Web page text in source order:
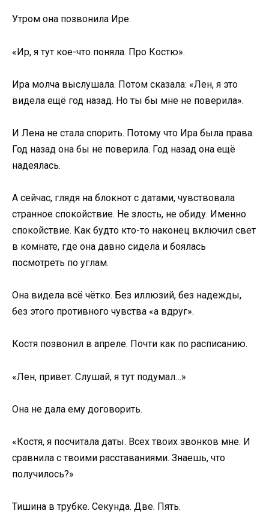
Утром она позвонила Ире.
«Ир, я тут кое-что поняла. Про Костю».
Ира молча выслушала. Потом сказала: «Лен, я это
видела ещё год назад. Но ты бы мне не поверила».
И Лена не стала спорить. Потому что Ира была права.
Год назад она бы не поверила. Год назад она ещё
надеялась.
А сейчас, глядя на блокнот с датами, чувствовала
странное спокойствие. Не злость, не обиду. Именно
спокойствие. Как будто кто-то наконец включил свет
в комнате, где она давно сидела и боялась
посмотреть по углам.
Она видела всё чётко. Без иллюзий, без надежды,
без этого противного чувства «а вдруг».
Костя позвонил в апреле. Почти как по расписанию.
«Лен, привет. Слушай, я тут подумал…»
Она не дала ему договорить.
«Костя, я посчитала даты. Всех твоих звонков мне. И
сравнила с твоими расставаниями. Знаешь, что
получилось?»
Тишина в трубке. Секунда. Две. Пять.